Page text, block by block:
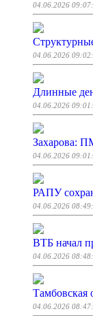
04.06.2026
04.06.2026
Длинные
04.06.2026
Захарова:
04.06.2026
РАПУ
04.06.2026
ВТБ начал
04.06.2026
Тамбовская
04.06.2026